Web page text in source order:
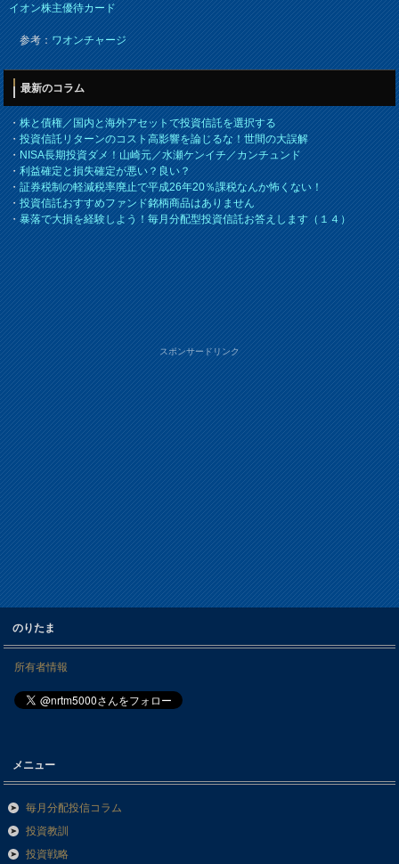
イオン株主優待カード
参考：ワオンチャージ
最新のコラム
・株と債権／国内と海外アセットで投資信託を選択する
・投資信託リターンのコスト高影響を論じるな！世間の大誤解
・NISA長期投資ダメ！山崎元／水瀬ケンイチ／カンチュンド
・利益確定と損失確定が悪い？良い？
・証券税制の軽減税率廃止で平成26年20％課税なんか怖くない！
・投資信託おすすめファンド銘柄商品はありません
・暴落で大損を経験しよう！毎月分配型投資信託お答えします（１４）
スポンサードリンク
のりたま
所有者情報
メニュー
毎月分配投信コラム
投資教訓
投資戦略